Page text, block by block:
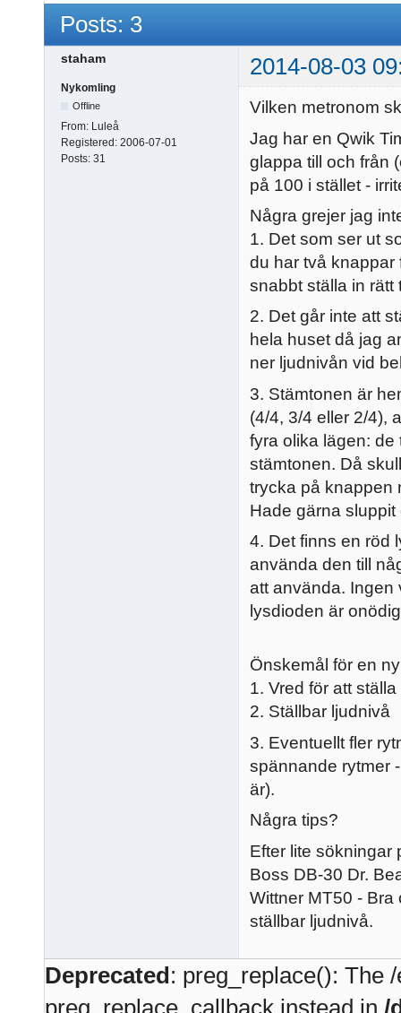
Posts: 3
staham 2014-08-03
Nykomling
Offline
From: Luleå
Registered: 2006-07-01
Posts: 31
Vilken metronom
Jag har en Qwik
glappa till och från
på 100 i stället -
Några grejer jag
1. Det som ser ut
du har två knappar
snabbt ställa in rätt
2. Det går inte att
hela huset då jag
ner ljudnivån vid
3. Stämtonen är
(4/4, 3/4 eller 2/4),
fyra olika lägen:
stämtonen. Då
trycka på knappen
Hade gärna
4. Det finns en röd
använda den till
att använda. Ingen
lysdioden är
Önskemål för en
1. Vred för att
2. Ställbar ljudnivå
3. Eventuellt fler
spännande rytmer
är).
Några tips?
Efter lite sökningar
Boss DB-30 Dr.
Wittner MT50 -
ställbar ljudnivå.
Deprecated: preg_replace(): The
preg_replace_callback instead in /